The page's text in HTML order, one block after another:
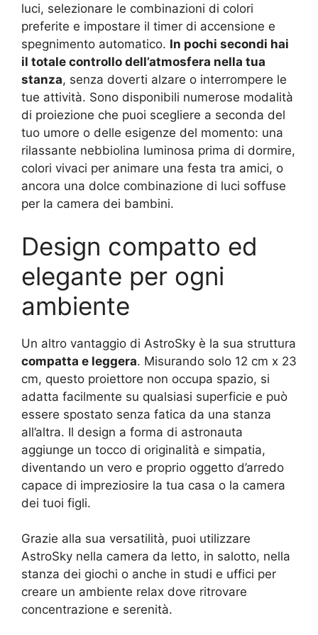
luci, selezionare le combinazioni di colori
preferite e impostare il timer di accensione e
spegnimento automatico. In pochi secondi hai
il totale controllo dell’atmosfera nella tua
stanza, senza doverti alzare o interrompere le
tue attività. Sono disponibili numerose modalità
di proiezione che puoi scegliere a seconda del
tuo umore o delle esigenze del momento: una
rilassante nebbiolina luminosa prima di dormire,
colori vivaci per animare una festa tra amici, o
ancora una dolce combinazione di luci soffuse
per la camera dei bambini.
Design compatto ed
elegante per ogni
ambiente
Un altro vantaggio di AstroSky è la sua struttura
compatta e leggera. Misurando solo 12 cm x 23
cm, questo proiettore non occupa spazio, si
adatta facilmente su qualsiasi superficie e può
essere spostato senza fatica da una stanza
all’altra. Il design a forma di astronauta
aggiunge un tocco di originalità e simpatia,
diventando un vero e proprio oggetto d’arredo
capace di impreziosire la tua casa o la camera
dei tuoi figli.
Grazie alla sua versatilità, puoi utilizzare
AstroSky nella camera da letto, in salotto, nella
stanza dei giochi o anche in studi e uffici per
creare un ambiente relax dove ritrovare
concentrazione e serenità.